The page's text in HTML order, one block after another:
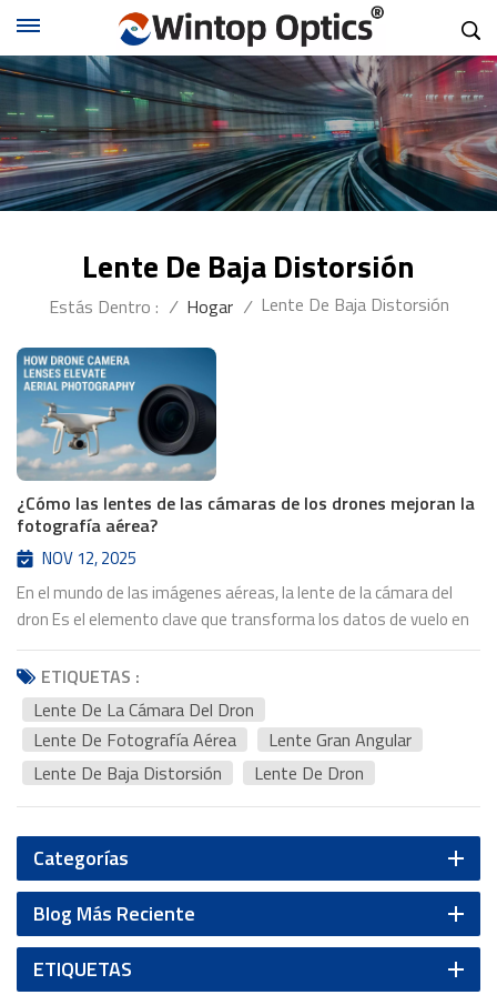
Lente De Baja Distorsión
Estás Dentro : / Hogar / Lente De Baja Distorsión
¿Cómo las lentes de las cámaras de los drones mejoran la
fotografía aérea?
NOV 12, 2025
En el mundo de las imágenes aéreas, la lente de la cámara del
dron Es el elemento clave que transforma los datos de vuelo en
impresionantes imágenes de alta definición. Ya sea para
fotografía de paisajes, inspección, cartografía o vigilancia, el
rendimiento de la lente de un dron determina la precisión y la
nitidez con la que captura el mundo desde arriba. La importancia
de la precisión óptica en las imágenes aéreas La capacidad de un
dron para producir imágenes estables y de alta calidad depende
en gran medida de la precisión óptica de su lente de fotografía
aéreaA diferencia de los lentes estándar, los lentes para drones
deben equilibrar un campo de visión amplio, una construcción
liviana y una baja distorsión, lo que garantiza que cada imagen
sea nítida y geométricamente precisa, incluso cuando se toman
desde grandes altitudes o a altas velocidades. Las lentes de
cámara para drones de alta gama están diseñadas con
ETIQUETAS :
Lente De La Cámara Del Dron
Lente De Fotografía Aérea
Lente Gran Angular
Lente De Baja Distorsión
Lente De Dron
Categorías
Blog Más Reciente
ETIQUETAS